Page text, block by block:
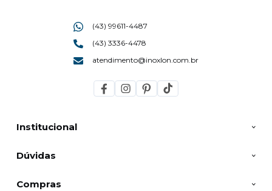
Institucional
Dúvidas
Compras
(43) 99611-4487
(43) 3336-4478
atendimento@inoxlon.com.br